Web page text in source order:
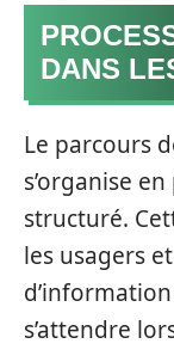
DANS
Le parcours
s’organise
structuré.
les usagers
s’attendre